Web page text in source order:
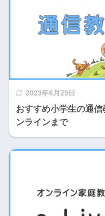
2023年6月29日
おすすめ小学生の通
ンラインまで